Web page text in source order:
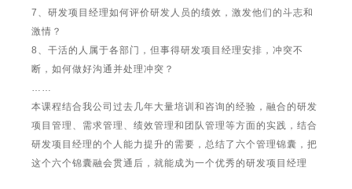
7、研发项目经理如何评价研发人员的绩效，激发他们的斗志和
激情？
8、干活的人属于各部门，但事得研发项目经理安排，冲突不
断，如何做好沟通并处理冲突？
……
本课程结合我公司过去几年大量培训和咨询的经验，融合的研发
项目管理、需求管理、绩效管理和团队管理等方面的实践，结合
研发项目经理的个人能力提升的需要，总结了六个管理锦囊，把
这个六个锦囊融会贯通后，就能成为一个优秀的研发项目经理